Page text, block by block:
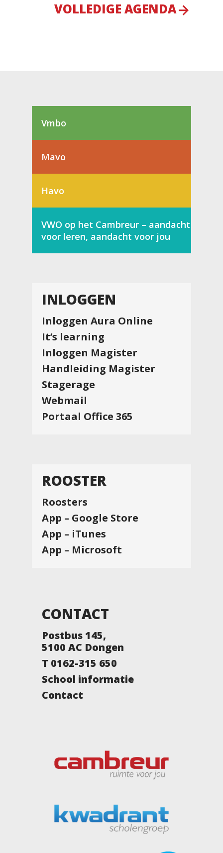
VOLLEDIGE AGENDA
Vmbo
Mavo
Havo
VWO op het Cambreur – aandacht
voor leren, aandacht voor jou
INLOGGEN
Inloggen Aura Online
It’s learning
Inloggen Magister
Handleiding Magister
Stagerage
Webmail
Portaal Office 365
ROOSTER
Roosters
App – Google Store
App – iTunes
App – Microsoft
CONTACT
Postbus 145,
5100 AC Dongen
T 0162-315 650
School informatie
Contact